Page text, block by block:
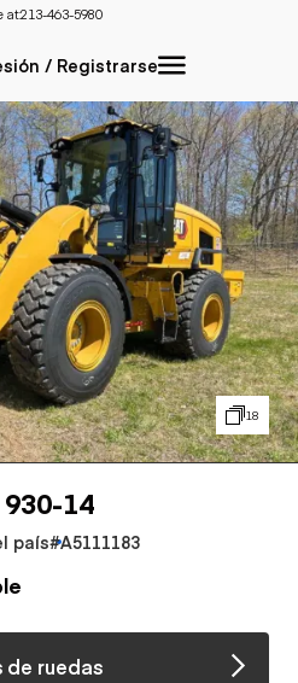
at:213-463-5980
/ Registrarse
18
14
país#A5111183
de ruedas